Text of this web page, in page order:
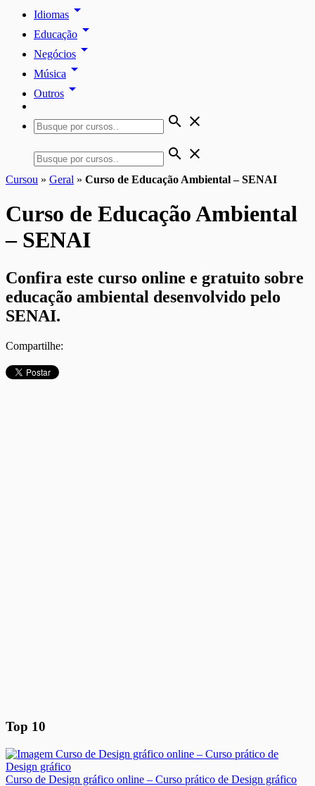
Idiomas arrow_drop_down
Educação arrow_drop_down
Negócios arrow_drop_down
Música arrow_drop_down
Outros arrow_drop_down
search close
search close
Cursou » Geral » Curso de Educação Ambiental – SENAI
Curso de Educação Ambiental
– SENAI
Confira este curso online e gratuito sobre
educação ambiental desenvolvido pelo
SENAI.
Compartilhe:
Top 10
Curso de Design gráfico online – Curso prático de Design gráfico